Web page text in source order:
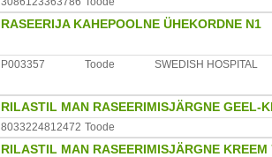
RASEERIJA KAHEPOOLNE ÜHEKORDNE N1
P003357 Toode SWEDISH HOSPITAL
RILASTIL MAN RASEERIMISJÄRGNE GEEL-
8033224812472 Toode
RILASTIL MAN RASEERIMISJÄRGNE KREEM